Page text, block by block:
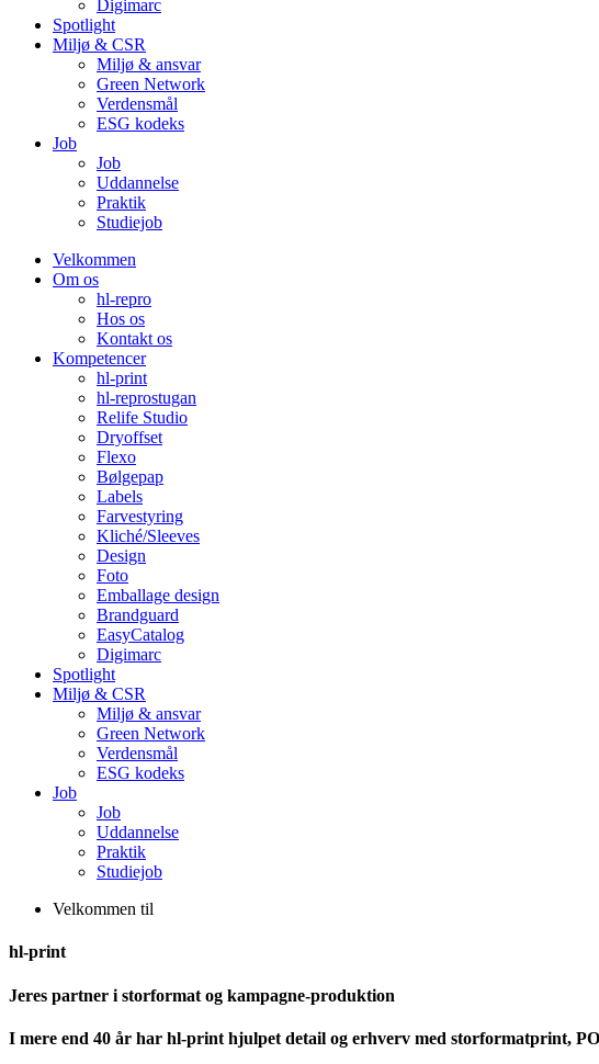
Digimarc
Spotlight
Miljø & CSR
Miljø & ansvar
Green Network
Verdensmål
ESG kodeks
Job
Job
Uddannelse
Praktik
Studiejob
Velkommen
Om os
hl-repro
Hos os
Kontakt os
Kompetencer
hl-print
hl-reprostugan
Relife Studio
Dryoffset
Flexo
Bølgepap
Labels
Farvestyring
Kliché/Sleeves
Design
Foto
Emballage design
Brandguard
EasyCatalog
Digimarc
Spotlight
Miljø & CSR
Miljø & ansvar
Green Network
Verdensmål
ESG kodeks
Job
Job
Uddannelse
Praktik
Studiejob
Velkommen til
hl-print
Jeres partner i storformat og kampagne-produktion
I mere end 40 år har hl-print hjulpet detail og erhverv med storformatprint,